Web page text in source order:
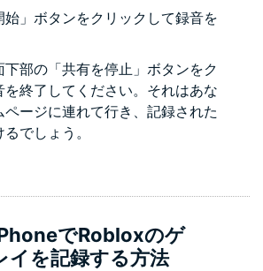
始」ボタンをクリックして録音を
部の「共有を停止」ボタンをク
を終了してください。それはあな
ページに連れて行き、記録された
でしょう。
でRobloxのゲ
イを記録する方法